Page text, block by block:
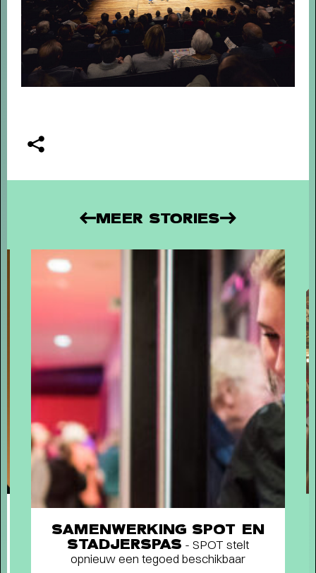
TERUGBLIK LUCAS EN ARTHUR
JUSSEN MET ACADEMY OF ST.
MARTIN IN THE FIELDS- Terugblik
Lucas en Arthur Jussen met Academy of St. Martin
MEER STORIES
SAMENWERKING SPOT EN
STADJERSPAS - SPOT stelt
opnieuw een tegoed beschikbaar